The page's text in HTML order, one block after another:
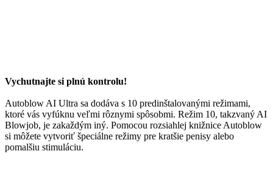
Vychutnajte si plnú kontrolu!
Autoblow AI Ultra sa dodáva s 10 predinštalovanými režimami,
ktoré vás vyfúknu veľmi rôznymi spôsobmi. Režim 10, takzvaný AI
Blowjob, je zakaždým iný. Pomocou rozsiahlej knižnice Autoblow
si môžete vytvoriť špeciálne režimy pre kratšie penisy alebo
pomalšiu stimuláciu.